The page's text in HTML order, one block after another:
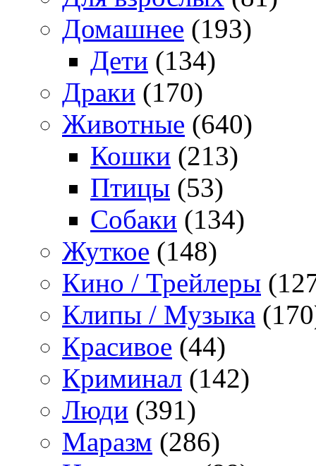
Домашнее (193)
Дети (134)
Драки (170)
Животные (640)
Кошки (213)
Птицы (53)
Собаки (134)
Жуткое (148)
Кино / Трейлеры
Клипы / Музыка
Красивое (44)
Криминал (142)
Люди (391)
Маразм (286)